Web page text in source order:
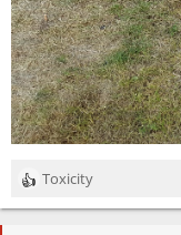
R
e
Toxicity